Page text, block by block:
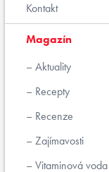
Kontakt
Magazín
Aktuality
Recepty
Recenze
Zajímavosti
Vitaminová